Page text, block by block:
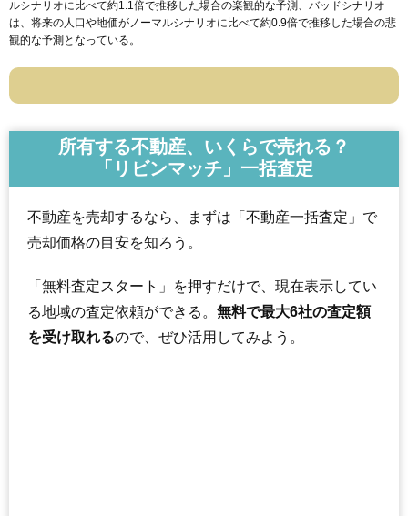
ルシナリオに比べて約1.1倍で推移した場合の楽観的な予測、バッドシナリオ
は、将来の人口や地価がノーマルシナリオに比べて約0.9倍で推移した場合の悲
観的な予測となっている。
所有する不動産、いくらで売れる？
「リビンマッチ」一括査定
不動産を売却するなら、まずは「不動産一括査定」で
売却価格の目安を知ろう。
「無料査定スタート」を押すだけで、現在表示してい
る地域の査定依頼ができる。 無料で最大6社の査定額
を受け取れるので、ぜひ活用してみよう。